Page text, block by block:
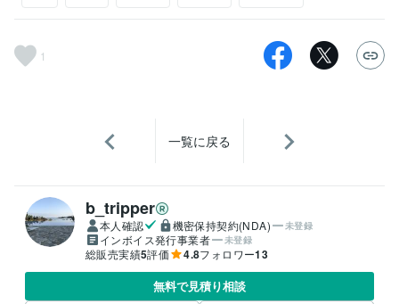
1
一覧に戻る
b_tripper
本人確認 機密保持契約(NDA) 未登録
インボイス発行事業者 未登録
総販売実績5評価 4.8フォロワー13
無料で見積り相談